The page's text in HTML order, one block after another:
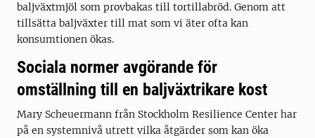
baljväxtmjöl som provbakas till tortillabröd. Genom att
tillsätta baljväxter till mat som vi äter ofta kan
konsumtionen ökas.
Sociala normer avgörande för
omställning till en baljväxtrikare kost
Mary Scheuermann från Stockholm Resilience Center har
på en systemnivå utrett vilka åtgärder som kan öka